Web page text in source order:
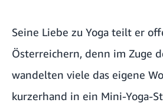
Seine Liebe zu Yoga teilt er
Österreichern, denn im Zuge
wandelten viele das eigene
kurzerhand in ein Mini-Yoga-